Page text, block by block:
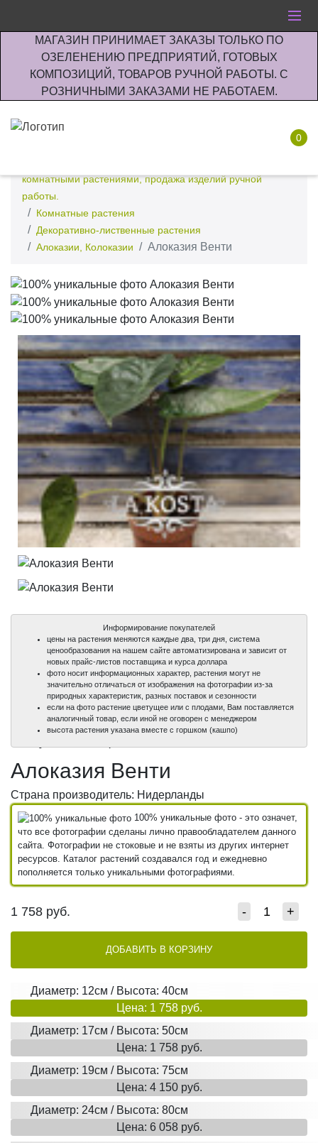
МАГАЗИН ПРИНИМАЕТ ЗАКАЗЫ ТОЛЬКО ПО
ОЗЕЛЕНЕНИЮ ПРЕДПРИЯТИЙ, ГОТОВЫХ
КОМПОЗИЦИЙ, ТОВАРОВ РУЧНОЙ РАБОТЫ. С
РОЗНИЧНЫМИ ЗАКАЗАМИ НЕ РАБОТАЕМ.
0
комнатными растениями, продажа изделий ручной
работы.
Комнатные растения
Декоративно-лиственные растения
Алоказии, Колоказии
Алоказия Венти
100%
100%
100%
Информирование покупателей
цены на растения меняются каждые два, три дня, система
ценообразования на нашем сайте автоматизирована и зависит от
новых прайс-листов поставщика и курса доллара
фото носит информационных характер, растения могут не
значительно отличаться от изображения на фотографии из-за
природных характеристик, разных поставок и сезонности
если на фото растение цветущее или с плодами, Вам поставляется
аналогичный товар, если иной не оговорен с менеджером
высота растения указана вместе с горшком (кашпо)
Алоказия Венти
Страна производитель: Нидерланды
100% уникальные фото - это означет,
что все фотографии сделаны лично правообладателем данного
сайта. Фотографии не стоковые и не взяты из других интернет
ресурсов. Каталог растений создавался год и ежедневно
пополняется только уникальными фотографиями.
1 758 руб. - +
ДОБАВИТЬ В КОРЗИНУ
Диаметр: 12см / Высота: 40см
Цена: 1 758 руб.
Диаметр: 17см / Высота: 50см
Цена: 1 758 руб.
Диаметр: 19см / Высота: 75см
Цена: 4 150 руб.
Диаметр: 24см / Высота: 80см
Цена: 6 058 руб.